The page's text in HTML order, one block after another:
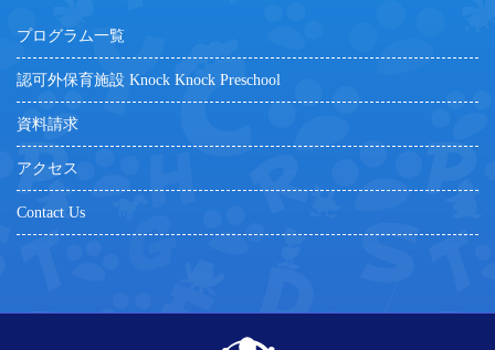
プログラム一覧
認可外保育施設 Knock Knock Preschool
資料請求
アクセス
Contact Us